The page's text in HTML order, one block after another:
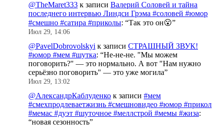
@TheMaret333 к записи Валерий Соловей и тайна
последнего интервью Линдси Грэма #соловей #юмор
#смешно #сатира #приколы: “Так это он😮”
Июл 29, 14:06
@PavelDobrovolskyi к записи СТРАШНЫЙ ЗВУК!
#юмор #мем #шутка: “Не-не-не. "Мы можем
поговорить?" — это нормально. А вот "Нам нужно
серьёзно поговорить" — это уже могила”
Июл 29, 13:02
@АлександрКаблуденко к записи #мем
#смехпродлеваетжизнь #смешновидео #юмор #прикол
#мемас #дуэт #шуточное #меллстрой #мемы #жиза:
“новая сезонность”